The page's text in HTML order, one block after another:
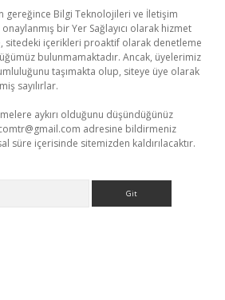
gereğince Bilgi Teknolojileri ve İletişim
bir Yer Sağlayıcı olarak hizmet
sitedeki içerikleri proaktif olarak denetleme
bulunmamaktadır. Ancak, üyelerimiz
taşımakta olup, siteye üye olarak
sayılırlar.
aykırı olduğunu düşündüğünüz
adresine bildirmeniz
süre içerisinde sitemizden kaldırılacaktır.